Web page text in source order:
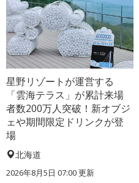
星野リゾートが運営する
「雲海テラス」が累計来場
者数200万人突破！新オブジ
ェや期間限定ドリンクが登
場
北海道
2026年8月5日 07:00更新